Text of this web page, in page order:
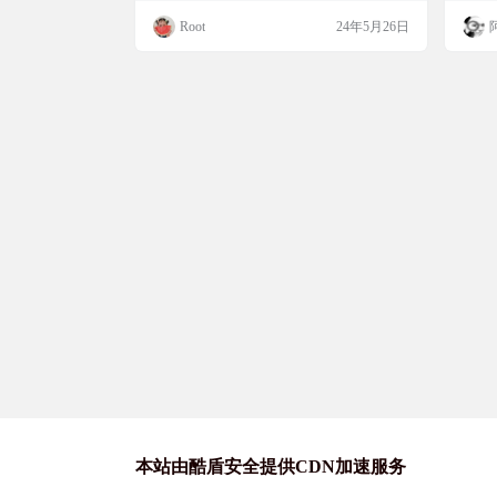
可以进入不同的房间，与其他访客一起聆听
音乐。 网站提供的播放列表与作者的网易云
Root 24年5月26日
本站由酷盾安全提供CDN加速服务